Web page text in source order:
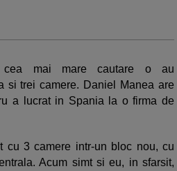
mai mare cautare o au
si trei camere. Daniel Manea are
a lucrat in Spania la o firma de
cu 3 camere intr-un bloc nou, cu
Acum simt si eu, in sfarsit,